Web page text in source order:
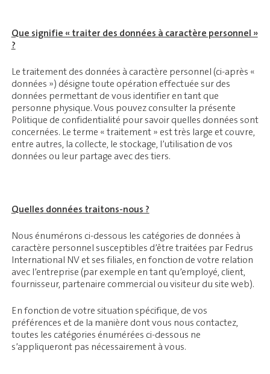
Que signifie « traiter des données à caractère personnel »
?
Le traitement des données à caractère personnel (ci-après «
données ») désigne toute opération effectuée sur des
données permettant de vous identifier en tant que
personne physique. Vous pouvez consulter la présente
Politique de confidentialité pour savoir quelles données sont
concernées. Le terme « traitement » est très large et couvre,
entre autres, la collecte, le stockage, l’utilisation de vos
données ou leur partage avec des tiers.
Quelles données traitons-nous ?
Nous énumérons ci-dessous les catégories de données à
caractère personnel susceptibles d’être traitées par Fedrus
International NV et ses filiales, en fonction de votre relation
avec l’entreprise (par exemple en tant qu’employé, client,
fournisseur, partenaire commercial ou visiteur du site web).
En fonction de votre situation spécifique, de vos
préférences et de la manière dont vous nous contactez,
toutes les catégories énumérées ci-dessous ne
s’appliqueront pas nécessairement à vous.